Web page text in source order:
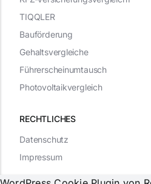
RECHTLICHES
Datenschutz
Impressum
TIQQLER
Bauförderung
Gehaltsvergleiche
Führerscheinumtausch
Photovoltaikvergleich